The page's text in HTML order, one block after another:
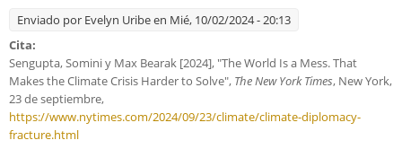
Enviado por Evelyn Uribeen Mié, 10/02/2024 - 20:13
Cita:
Sengupta, Somini y Max Bearak [2024], "The World Is a Mess. That
Makes the Climate Crisis Harder to Solve", The New York Times, New York,
23 de septiembre,
https://www.nytimes.com/2024/09/23/climate/climate-diplomacy-
fracture.html